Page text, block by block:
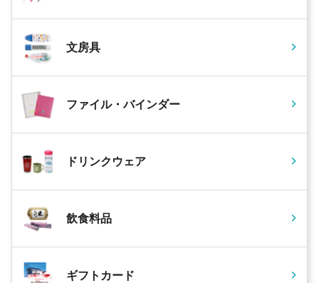
文房具
ファイル・バインダー
ドリンクウェア
飲食料品
ギフトカード